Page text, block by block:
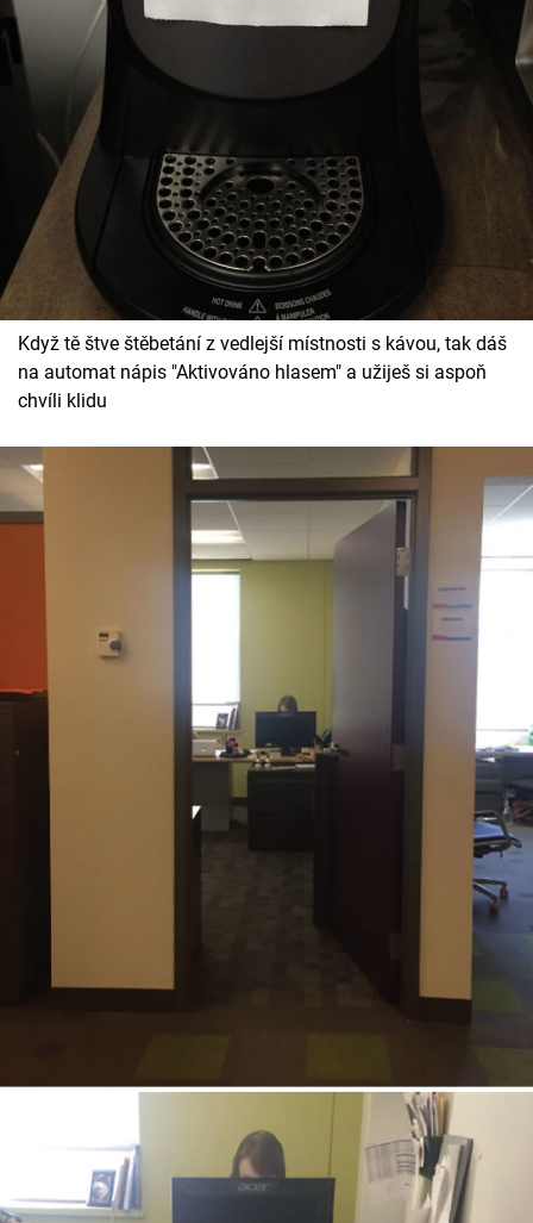
Cool Esport
Pořady
TV Program
Sledujte prima+
Přihlášení
Sledujte nás
Když tě štve štěbetání z vedlejší místnosti s kávou, tak dáš
na automat nápis "Aktivováno hlasem" a užiješ si aspoň
chvíli klidu